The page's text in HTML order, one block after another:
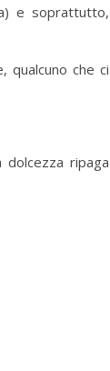
e soprattutto,
qualcuno che ci
dolcezza ripaga